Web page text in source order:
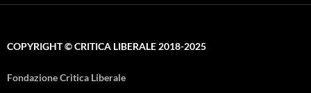
COPYRIGHT © CRITICA LIBERALE 2018-2025
Fondazione Critica Liberale